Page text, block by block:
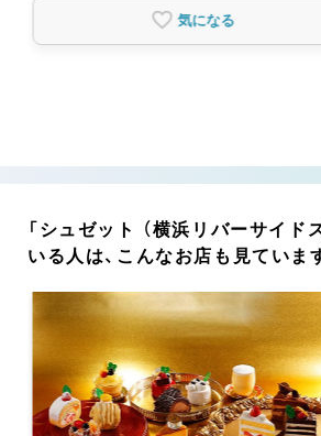
気になる
「シュゼット （横浜リバーサイド
いる人は、こんなお店も見ていま